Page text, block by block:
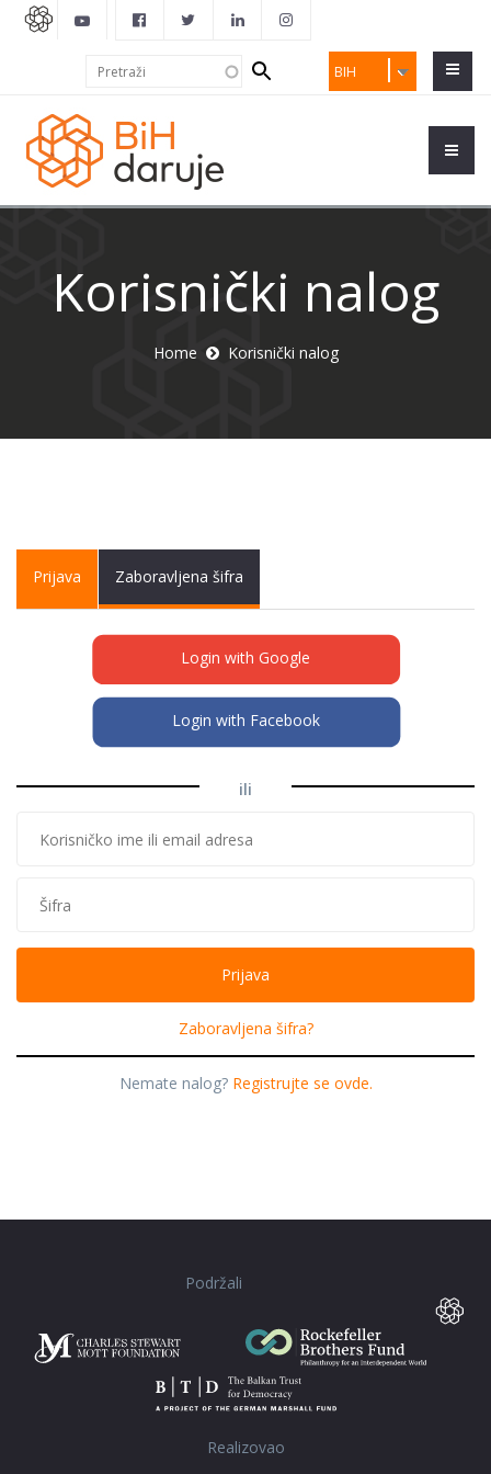
BIH
Search
form
Korisnički nalog
Home Korisnički nalog
Primary tabs
Prijava (activeZaboravljena šifra
Login with Google
Login with Facebook
ili
Zaboravljena šifra?
Nemate nalog? Registrujte se ovde.
Podržali
Realizovao